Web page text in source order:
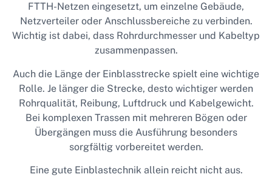
FTTH-Netzen eingesetzt, um einzelne Gebäude,
Netzverteiler oder Anschlussbereiche zu verbinden.
Wichtig ist dabei, dass Rohrdurchmesser und Kabeltyp
zusammenpassen.
Auch die Länge der Einblasstrecke spielt eine wichtige
Rolle. Je länger die Strecke, desto wichtiger werden
Rohrqualität, Reibung, Luftdruck und Kabelgewicht.
Bei komplexen Trassen mit mehreren Bögen oder
Übergängen muss die Ausführung besonders
sorgfältig vorbereitet werden.
Eine gute Einblastechnik allein reicht nicht aus.